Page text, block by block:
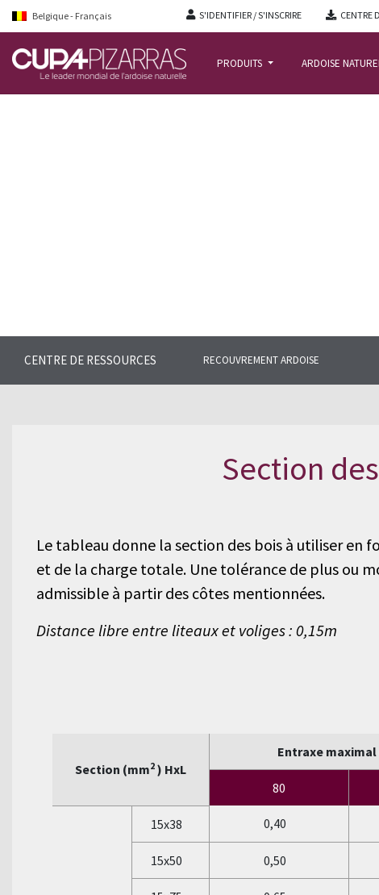
Belgique - Français S'IDENTIFIER / S'INSCRIRE CENTRE
PRODUITS ARDOISE
Trouvez les réponses aux
CENTRE DE RESSOURCES RECOUVREMENT ARDOISE
Section
Le tableau donne la section des bois à utiliser en
et de la charge totale. Une tolérance de plus ou
admissible à partir des côtes mentionnées.
Distance libre entre liteaux et voliges : 0,15m
Section (mm2 ) HxL
Entraxe
80
15x38 0,40
15x50 0,50